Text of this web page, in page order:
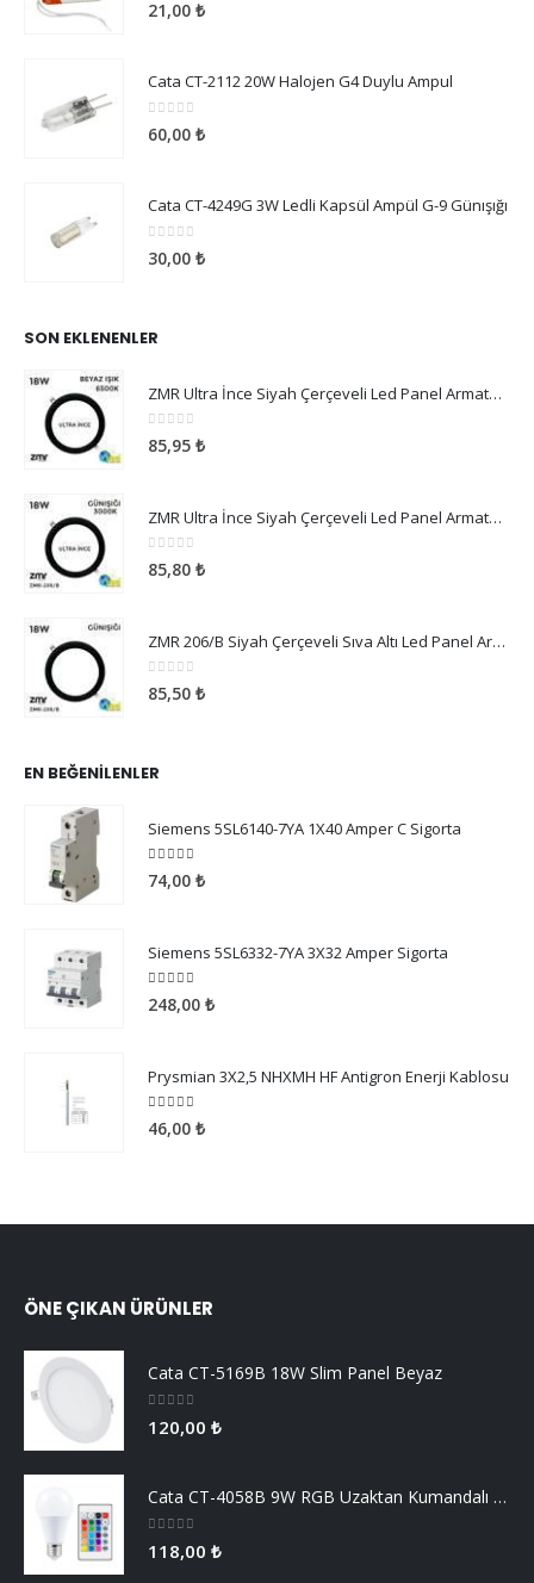
05 üzerinden
21,00 ₺
Cata CT-2112 20W Halojen G4 Duylu Ampul
05 üzerinden
60,00 ₺
Cata CT-4249G 3W Ledli Kapsül Ampül G-9 Günışığı
05 üzerinden
30,00 ₺
SON EKLENENLER
ZMR Ultra İnce Siyah Çerçeveli Led Panel Armatür 18W Beyaz Işık
05 üzerinden
85,95 ₺
ZMR Ultra İnce Siyah Çerçeveli Led Panel Armatür 18W Günışığı
05 üzerinden
85,80 ₺
ZMR 206/B Siyah Çerçeveli Sıva Altı Led Panel Armatür 18W Günışığı
05 üzerinden
85,50 ₺
EN BEĞENILENLER
Siemens 5SL6140-7YA 1X40 Amper C Sigorta
5.005 üzerinden
74,00 ₺
Siemens 5SL6332-7YA 3X32 Amper Sigorta
5.00 5 üzerinden
248,00 ₺
Prysmian 3X2,5 NHXMH HF Antigron Enerji Kablosu
5.005 üzerinden
46,00 ₺
ÖNE ÇIKAN ÜRÜNLER
Cata CT-5169B 18W Slim Panel Beyaz
0 5 üzerinden
120,00 ₺
Cata CT-4058B 9W RGB Uzaktan Kumandalı Led Ampul Beyaz Işık
0 5 üzerinden
118,00 ₺